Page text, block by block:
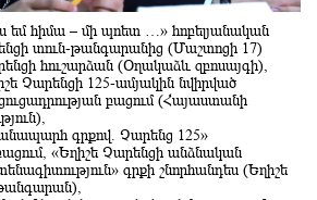
եմ հիմա – մի պոետ …» հոբելյանական
տուն-թանգարանից (Մաշտոցի 17)
հուշարձան (Օղակաձև զբոսայգի),
Չարենցի 125-ամյակին նվիրված
բացում (Հայաստանի
գրքով. Չարենց 125»
«Եղիշե Չարենցի անձնական
գրքի շնորհանդես (Եղիշե